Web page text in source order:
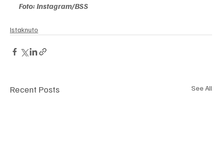
Foto: Instagram/BSS
Istaknuto
Recent Posts See All